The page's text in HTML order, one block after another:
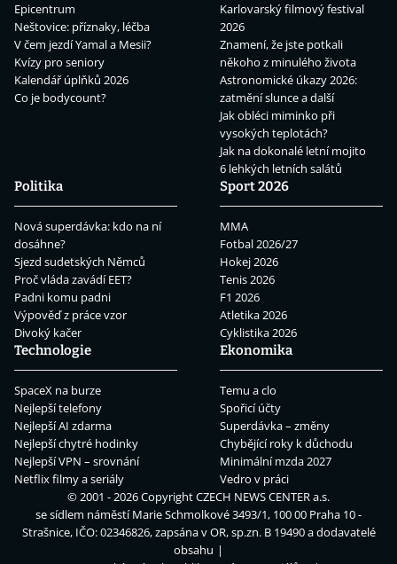
Epicentrum
Neštovice: příznaky, léčba
V čem jezdí Yamal a Mesii?
Kvízy pro seniory
Kalendář úplňků 2026
Co je bodycount?
Karlovarský filmový festival
2026
Znamení, že jste potkali
někoho z minulého života
Astronomické úkazy 2026:
zatmění slunce a další
Jak obléci miminko při
vysokých teplotách?
Jak na dokonalé letní mojito
6 lehkých letních salátů
Politika
Nová superdávka: kdo na ní
dosáhne?
Sjezd sudetských Němců
Proč vláda zavádí EET?
Padni komu padni
Výpověď z práce vzor
Divoký kačer
Sport 2026
MMA
Fotbal 2026/27
Hokej 2026
Tenis 2026
F1 2026
Atletika 2026
Cyklistika 2026
Technologie
SpaceX na burze
Nejlepší telefony
Nejlepší AI zdarma
Nejlepší chytré hodinky
Nejlepší VPN – srovnání
Netflix filmy a seriály
Ekonomika
Temu a clo
Spořicí účty
Superdávka – změny
Chybějící roky k důchodu
Minimální mzda 2027
Vedro v práci
© 2001 - 2026 CopyrightCZECH NEWS CENTER a.s.
se sídlem náměstí Marie Schmolkové 3493/1, 100 00 Praha 10 -
Strašnice, IČO: 02346826, zapsána v OR, sp.zn. B 19490 a dodavatelé
obsahu